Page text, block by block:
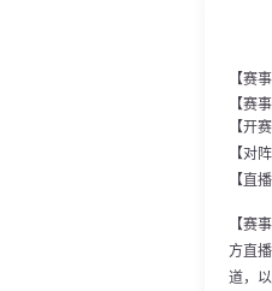
【赛
【赛
【开
【对
【直
【赛
方直
道，